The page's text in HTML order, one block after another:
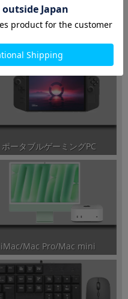
デスクトップPC
ポータブルゲーミングPC
iMac/Mac Pro/Mac mini